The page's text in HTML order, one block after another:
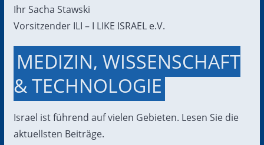
Ihr Sacha Stawski
Vorsitzender ILI – I LIKE ISRAEL e.V.
MEDIZIN, WISSENSCHAFT
& TECHNOLOGIE
Israel ist führend auf vielen Gebieten. Lesen Sie die
aktuellsten Beiträge.